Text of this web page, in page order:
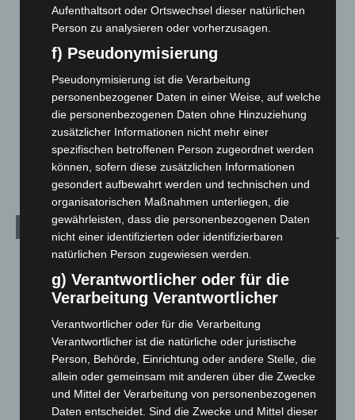
Region Hannover: 21 neue Notfallsanitäter starten beim
Roten Kreuz
Mann läuft mit Hockeyschläger über A7 – Polizei sucht
5. August 2026
Celle: Mensch stirbt bei Bagger-Unfall auf Baustelle
5. August 2026
Kategorien
Blaulicht
Corona-News
Hannover und Region
Langenhagen und Ortsteile
Leserbriefe
Menschen
Über uns
Aufenthaltsort oder Ortswechsel dieser natürlichen
Person zu analysieren oder vorherzusagen.
f) Pseudonymisierung
Pseudonymisierung ist die Verarbeitung
personenbezogener Daten in einer Weise, auf welche
die personenbezogenen Daten ohne Hinzuziehung
zusätzlicher Informationen nicht mehr einer
spezifischen betroffenen Person zugeordnet werden
können, sofern diese zusätzlichen Informationen
gesondert aufbewahrt werden und technischen und
organisatorischen Maßnahmen unterliegen, die
gewährleisten, dass die personenbezogenen Daten
nicht einer identifizierten oder identifizierbaren
natürlichen Person zugewiesen werden.
g) Verantwortlicher oder für die
Verarbeitung Verantwortlicher
Verantwortlicher oder für die Verarbeitung
Verantwortlicher ist die natürliche oder juristische
Person, Behörde, Einrichtung oder andere Stelle, die
allein oder gemeinsam mit anderen über die Zwecke
und Mittel der Verarbeitung von personenbezogenen
Daten entscheidet. Sind die Zwecke und Mittel dieser